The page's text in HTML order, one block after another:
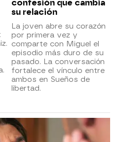
confesión que cambia
su relación
La joven abre su corazón
por primera vez y
comparte con Miguel el
episodio más duro de su
pasado. La conversación
fortalece el vínculo entre
ambos en Sueños de
libertad.